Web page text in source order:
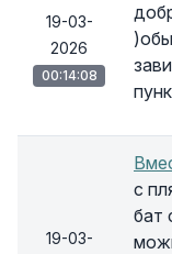
19-03-
2026
00:14:08
19-03-
с
бат